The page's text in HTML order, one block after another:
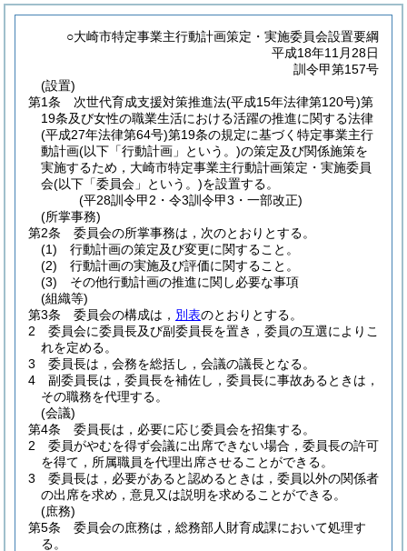
○大崎市特定事業主行動計画策定・実施委員会設置要綱
平成18年11月28日
訓令甲第157号
(設置)
第1条
次世代育成支援対策推進法(平成15年法律第120号)第
19条及び女性の職業生活における活躍の推進に関する法律
(平成27年法律第64号)第19条の規定に基づく特定事業主行
動計画(以下「行動計画」という。)の策定及び関係施策を
実施するため，大崎市特定事業主行動計画策定・実施委員
会(以下「委員会」という。)を設置する。
(平28訓令甲2・令3訓令甲3・一部改正)
(所掌事務)
第2条
委員会の所掌事務は，次のとおりとする。
(1)
行動計画の策定及び変更に関すること。
(2)
行動計画の実施及び評価に関すること。
(3)
その他行動計画の推進に関し必要な事項
(組織等)
第3条
委員会の構成は， 別表のとおりとする。
2
委員会に委員長及び副委員長を置き，委員の互選によりこ
れを定める。
3
委員長は，会務を総括し，会議の議長となる。
4
副委員長は，委員長を補佐し，委員長に事故あるときは，
その職務を代理する。
(会議)
第4条
委員長は，必要に応じ委員会を招集する。
2
委員がやむを得ず会議に出席できない場合，委員長の許可
を得て，所属職員を代理出席させることができる。
3
委員長は，必要があると認めるときは，委員以外の関係者
の出席を求め，意見又は説明を求めることができる。
(庶務)
第5条
委員会の庶務は，総務部人財育成課において処理す
る。